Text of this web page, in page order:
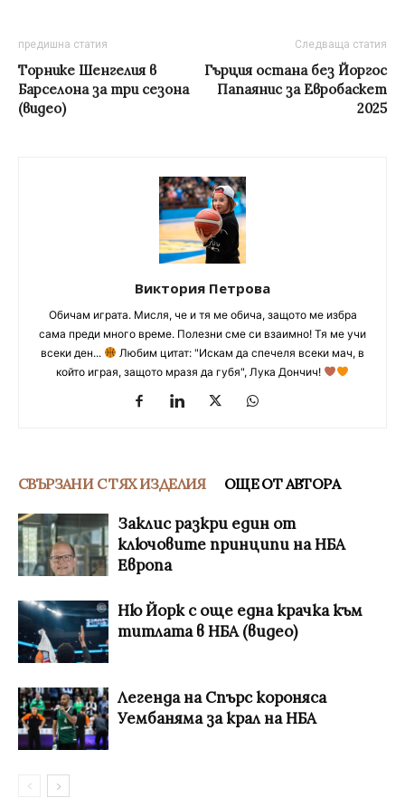
предишна статия
Tорнике Шенгелия в
Барселона за три сезона
(видео)
Следваща статия
Гърция остана без Йоргос
Папаянис за Евробаскет
2025
Виктория Петрова
Обичам играта. Мисля, че и тя ме обича, защото ме избра
сама преди много време. Полезни сме си взаимно! Тя ме учи
всеки ден...
Любим цитат: "Искам да спечеля всеки мач, в
който играя, защото мразя да губя", Лука Дончич!
СВЪРЗАНИ С ТЯХ ИЗДЕЛИЯ ОЩЕ ОТ АВТОРА
Заклис разкри един от
ключовите принципи на НБА
Европа
Ню Йорк с още една крачка към
титлата в НБА (видео)
Легенда на Спърс короняса
Уембаняма за крал на НБА